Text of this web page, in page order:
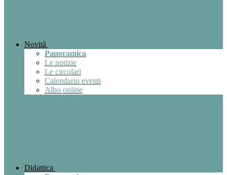
Novità
Panoramica
Le notizie
Le circolari
Calendario eventi
Albo online
Didattica